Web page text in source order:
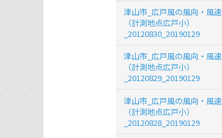
津山市_広戸風の風向・風速
（計測地点広戸小）
_20120830_20190129
津山市_広戸風の風向・風速
（計測地点広戸小）
_20120829_20190129
津山市_広戸風の風向・風速
（計測地点広戸小）
_20120828_20190129